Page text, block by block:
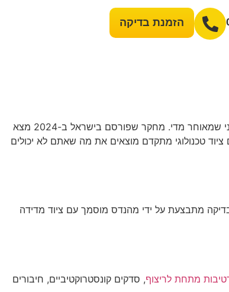
הזמנת בדיקה
איתור ליקויי בנייה הוא הדרך המקצועית לגלות מה מסתתר מאחורי הקירות, מתחת לריצוף ובתוך התשתיות – לפני שמשלמים, לפני שנכנסים, ולפני שמאוחר מדי. מחקר שפורסם בישראל ב-2024 מצא
ציוד טכנולוגי מתקדם מוצאים את מה שאתם לא יכולים
מתבצעת על ידי מהנדס מוסמך עם ציוד מדידה
מתחת לריצוף, סדקים קונסטרוקטיביים, חיבורים